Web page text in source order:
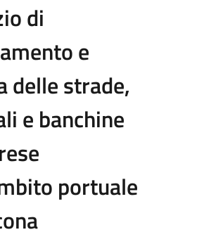
di
e
delle strade,
e banchine
portuale